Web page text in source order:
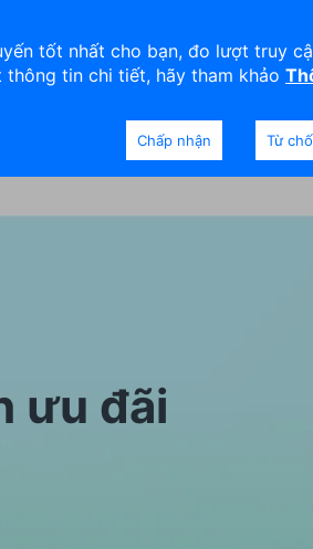
ưu đãi
tốt nhất cho bạn, đo lượt truy
tin chi tiết, hãy tham khảo
Chấp nhận Từ